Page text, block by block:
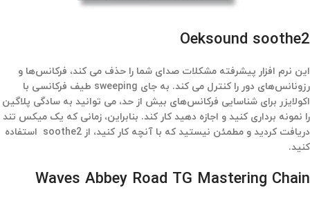
Oeksound soothe2
این نرم افزار پیشرفته مشکلات صدای شما را حذف می کند، فرکانس‌ها و
رزونانس‌های دور را کنترل می کند. به جای sweeping طیف فرکانسی با
اکولایزر برای شناسایی فرکانس‌های بیش از حد، می توانید به سادگی پلاگین
را نمونه برداری کنید و اجازه دهید کار کند. بنابراین، زمانی که یک میکس تند
دریافت کردید و مطمئن نیستید که با آنچه کار کنید، از soothe2 استفاده
کنید.
Waves Abbey Road TG Mastering Chain